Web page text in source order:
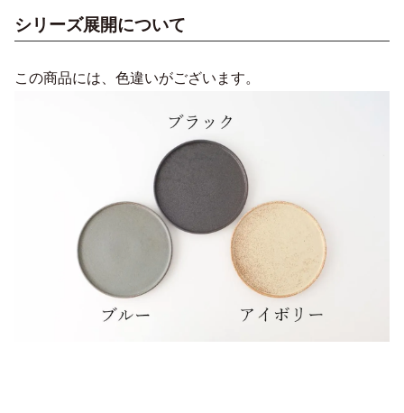
シリーズ展開について
この商品には、色違いがございます。